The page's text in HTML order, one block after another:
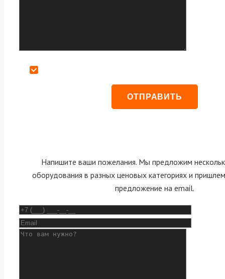
Напишите ваши пожелания. Мы предложим
оборудования в разных ценовых категориях и
предложение на email.